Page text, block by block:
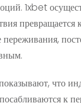
1xbet
что
к